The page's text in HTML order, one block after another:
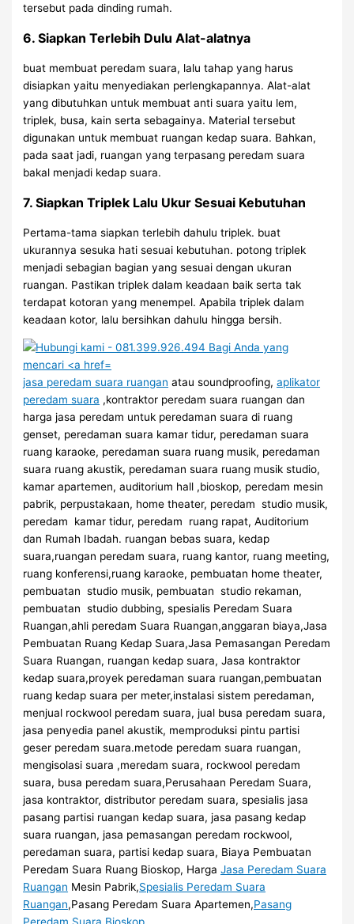
tersebut pada dinding rumah.
6. Siapkan Terlebih Dulu Alat-alatnya
buat membuat peredam suara, lalu tahap yang harus
disiapkan yaitu menyediakan perlengkapannya. Alat-alat
yang dibutuhkan untuk membuat anti suara yaitu lem,
triplek, busa, kain serta sebagainya. Material tersebut
digunakan untuk membuat ruangan kedap suara. Bahkan,
pada saat jadi, ruangan yang terpasang peredam suara
bakal menjadi kedap suara.
7. Siapkan Triplek Lalu Ukur Sesuai Kebutuhan
Pertama-tama siapkan terlebih dahulu triplek. buat
ukurannya sesuka hati sesuai kebutuhan. potong triplek
menjadi sebagian bagian yang sesuai dengan ukuran
ruangan. Pastikan triplek dalam keadaan baik serta tak
terdapat kotoran yang menempel. Apabila triplek dalam
keadaan kotor, lalu bersihkan dahulu hingga bersih.
jasa peredam suara ruangan atau soundproofing,aplikator
peredam suara ,kontraktor peredam suara ruangan dan
harga jasa peredam untuk peredaman suara di ruang
genset, peredaman suara kamar tidur, peredaman suara
ruang karaoke, peredaman suara ruang musik, peredaman
suara ruang akustik, peredaman suara ruang musik studio,
kamar apartemen, auditorium hall ,bioskop, peredam mesin
pabrik, perpustakaan, home theater, peredam studio musik,
peredam kamar tidur, peredam ruang rapat, Auditorium
dan Rumah Ibadah. ruangan bebas suara, kedap
suara,ruangan peredam suara, ruang kantor, ruang meeting,
ruang konferensi,ruang karaoke, pembuatan home theater,
pembuatan studio musik, pembuatan studio rekaman,
pembuatan studio dubbing, spesialis Peredam Suara
Ruangan,ahli peredam Suara Ruangan,anggaran biaya,Jasa
Pembuatan Ruang Kedap Suara,Jasa Pemasangan Peredam
Suara Ruangan, ruangan kedap suara, Jasa kontraktor
kedap suara,proyek peredaman suara ruangan,pembuatan
ruang kedap suara per meter,instalasi sistem peredaman,
menjual rockwool peredam suara, jual busa peredam suara,
jasa penyedia panel akustik, memproduksi pintu partisi
geser peredam suara.metode peredam suara ruangan,
mengisolasi suara ,meredam suara, rockwool peredam
suara, busa peredam suara,Perusahaan Peredam Suara,
jasa kontraktor, distributor peredam suara, spesialis jasa
pasang partisi ruangan kedap suara, jasa pasang kedap
suara ruangan, jasa pemasangan peredam rockwool,
peredaman suara, partisi kedap suara, Biaya Pembuatan
Peredam Suara Ruang Bioskop, HargaJasa Peredam Suara
Ruangan Mesin Pabrik,Spesialis Peredam Suara
Ruangan,Pasang Peredam Suara Apartemen,Pasang